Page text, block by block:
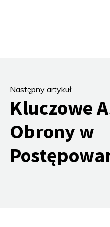
Następny artykuł
Kluczowe
Obrony w